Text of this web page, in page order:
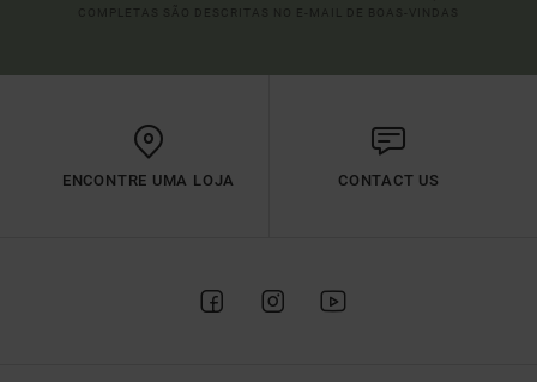
ENCONTRE UMA LOJA CONTACT US